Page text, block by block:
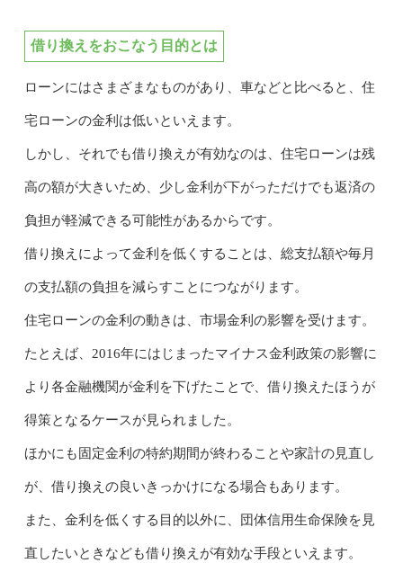
借り換えをおこなう目的とは
ローンにはさまざまなものがあり、車などと比べると、住
宅ローンの金利は低いといえます。
しかし、それでも借り換えが有効なのは、住宅ローンは残
高の額が大きいため、少し金利が下がっただけでも返済の
負担が軽減できる可能性があるからです。
借り換えによって金利を低くすることは、総支払額や毎月
の支払額の負担を減らすことにつながります。
住宅ローンの金利の動きは、市場金利の影響を受けます。
たとえば、2016年にはじまったマイナス金利政策の影響に
より各金融機関が金利を下げたことで、借り換えたほうが
得策となるケースが見られました。
ほかにも固定金利の特約期間が終わることや家計の見直し
が、借り換えの良いきっかけになる場合もあります。
また、金利を低くする目的以外に、団体信用生命保険を見
直したいときなども借り換えが有効な手段といえます。